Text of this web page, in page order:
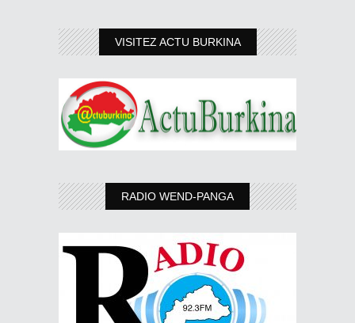
VISITEZ ACTU BURKINA
RADIO WEND-PANGA